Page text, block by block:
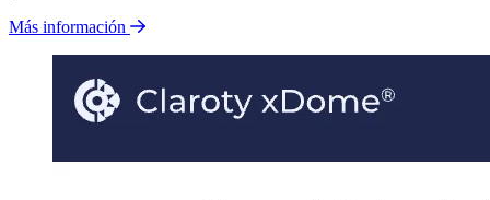
Más información